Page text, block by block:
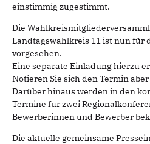
einstimmig zugestimmt.
Die
Landtagswahlkreis 11 ist nun für
vorgesehen.
Eine separate Einladung hierzu
Notieren Sie sich den Termin
Darüber hinaus werden in den
Termine für zwei
Bewerberinnen und Bewerber
Die aktuelle gemeinsame